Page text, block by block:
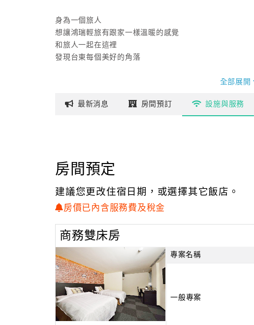
身為一個旅人
想讓鴻瑞輕旅有跟家一樣溫暖的感覺
和旅人一起在這裡
發現台東每個美好的角落
全部展開
最新消息 房間預訂 設施與服務
房間預定
建議您更改住宿日期，或選擇其它飯店。
房價已內含服務費及稅金
商務雙床房
專案名稱
一般專案